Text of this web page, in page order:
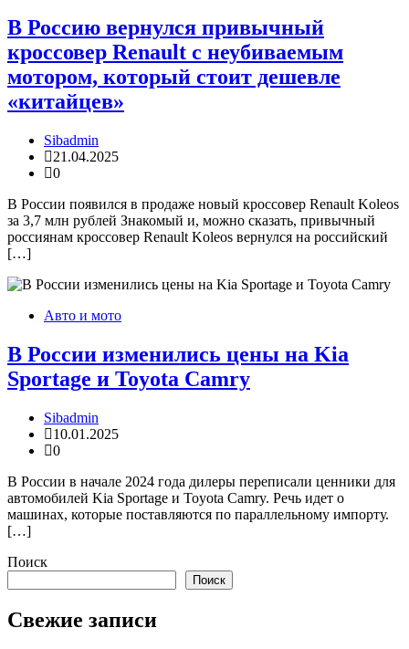
В Россию вернулся привычный
кроссовер Renault с неубиваемым
мотором, который стоит дешевле
«китайцев»
Sibadmin
21.04.2025
0
В России появился в продаже новый кроссовер Renault Koleos
за 3,7 млн рублей Знакомый и, можно сказать, привычный
россиянам кроссовер Renault Koleos вернулся на российский
[…]
Авто и мото
В России изменились цены на Kia
Sportage и Toyota Camry
Sibadmin
10.01.2025
0
В России в начале 2024 года дилеры переписали ценники для
автомобилей Kia Sportage и Toyota Camry. Речь идет о
машинах, которые поставляются по параллельному импорту.
[…]
Поиск
Поиск
Свежие записи